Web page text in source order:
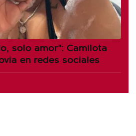
solo amor": Camilota
en redes sociales